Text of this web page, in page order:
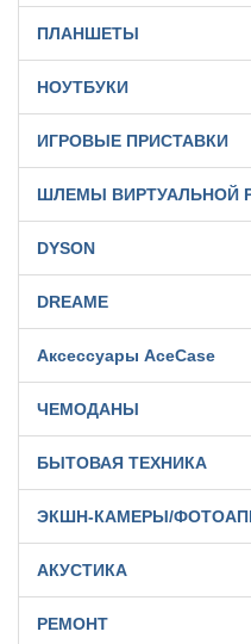
ПЛАНШЕТЫ
НОУТБУКИ
ИГРОВЫЕ ПРИСТАВКИ
ШЛЕМЫ ВИРТУАЛЬНОЙ
DYSON
DREAME
Аксессуары AceCase
ЧЕМОДАНЫ
БЫТОВАЯ ТЕХНИКА
ЭКШН-КАМЕРЫ/
АКУСТИКА
РЕМОНТ